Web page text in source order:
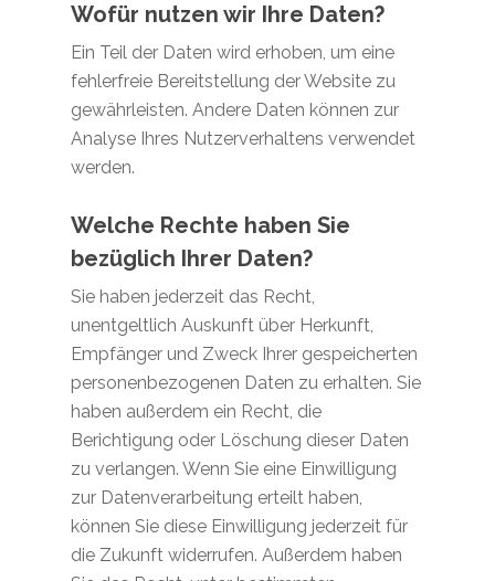
Wofür nutzen wir Ihre Daten?
Ein Teil der Daten wird erhoben, um eine
fehlerfreie Bereitstellung der Website zu
gewährleisten. Andere Daten können zur
Analyse Ihres Nutzerverhaltens verwendet
werden.
Welche Rechte haben Sie
bezüglich Ihrer Daten?
Sie haben jederzeit das Recht,
unentgeltlich Auskunft über Herkunft,
Empfänger und Zweck Ihrer gespeicherten
personenbezogenen Daten zu erhalten. Sie
haben außerdem ein Recht, die
Berichtigung oder Löschung dieser Daten
zu verlangen. Wenn Sie eine Einwilligung
zur Datenverarbeitung erteilt haben,
können Sie diese Einwilligung jederzeit für
die Zukunft widerrufen. Außerdem haben